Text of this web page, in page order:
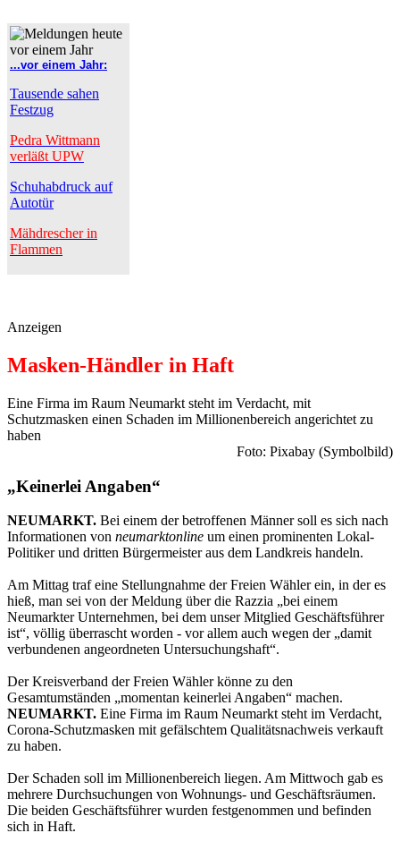
...vor einem Jahr:
Tausende sahen
Festzug
Pedra Wittmann
verläßt UPW
Schuhabdruck auf
Autotür
Mähdrescher in
Flammen
Anzeigen
Masken-Händler in Haft
Eine Firma im Raum Neumarkt steht im Verdacht, mit
Schutzmasken einen Schaden im Millionenbereich angerichtet zu
haben
Foto: Pixabay (Symbolbild)
„Keinerlei Angaben“
NEUMARKT. Bei einem der betroffenen Männer soll es sich nach
Informationen von neumarktonline um einen prominenten Lokal-
Politiker und dritten Bürgermeister aus dem Landkreis handeln.
Am Mittag traf eine Stellungnahme der Freien Wähler ein, in der es
hieß, man sei von der Meldung über die Razzia „bei einem
Neumarkter Unternehmen, bei dem unser Mitglied Geschäftsführer
ist“, völlig überrascht worden - vor allem auch wegen der „damit
verbundenen angeordneten Untersuchungshaft“.
Der Kreisverband der Freien Wähler könne zu den
Gesamtumständen „momentan keinerlei Angaben“ machen.
NEUMARKT. Eine Firma im Raum Neumarkt steht im Verdacht,
Corona-Schutzmasken mit gefälschtem Qualitätsnachweis verkauft
zu haben.
Der Schaden soll im Millionenbereich liegen. Am Mittwoch gab es
mehrere Durchsuchungen von Wohnungs- und Geschäftsräumen.
Die beiden Geschäftsführer wurden festgenommen und befinden
sich in Haft.